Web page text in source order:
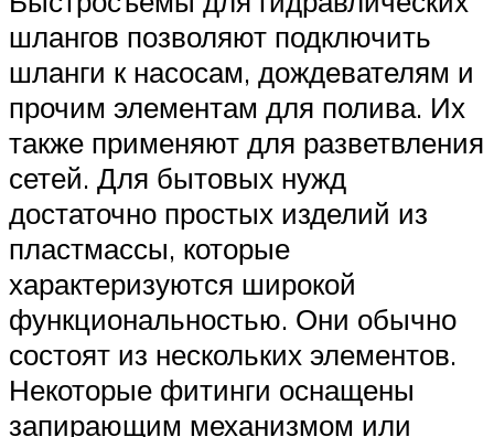
шлангов позволяют подключить
шланги к насосам, дождевателям и
прочим элементам для полива. Их
также применяют для разветвления
сетей. Для бытовых нужд
достаточно простых изделий из
пластмассы, которые
характеризуются широкой
функциональностью. Они обычно
состоят из нескольких элементов.
Некоторые фитинги оснащены
запирающим механизмом или